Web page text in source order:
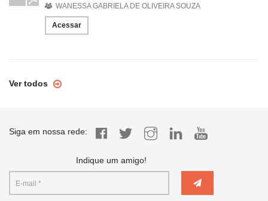
WANESSA GABRIELA DE OLIVEIRA SOUZA
Acessar
Ver todos
Siga em nossa rede:
Indique um amigo!